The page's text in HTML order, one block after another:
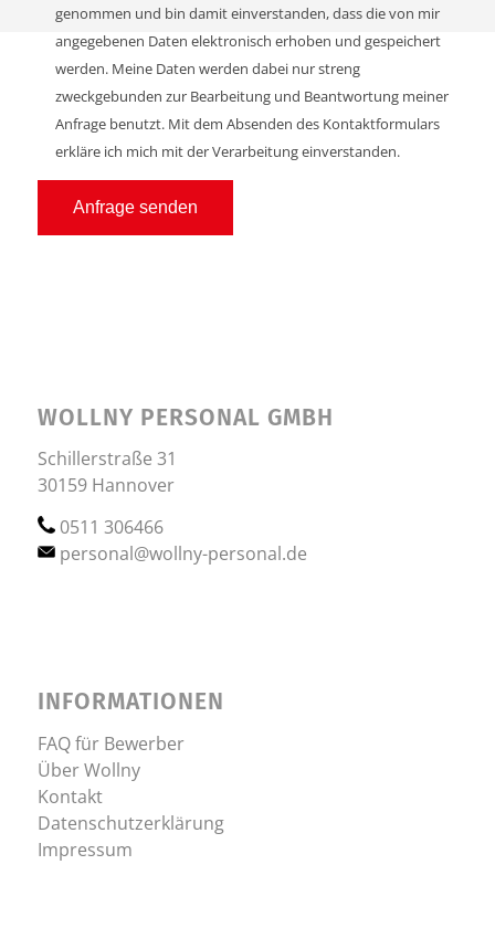
genommen und bin damit einverstanden, dass die von mir
angegebenen Daten elektronisch erhoben und gespeichert
werden. Meine Daten werden dabei nur streng
zweckgebunden zur Bearbeitung und Beantwortung meiner
Anfrage benutzt. Mit dem Absenden des Kontaktformulars
erkläre ich mich mit der Verarbeitung einverstanden.
WOLLNY PERSONAL GMBH
Schillerstraße 31
30159 Hannover
0511 306466
personal@wollny-personal.de
INFORMATIONEN
FAQ für Bewerber
Über Wollny
Kontakt
Datenschutzerklärung
Impressum